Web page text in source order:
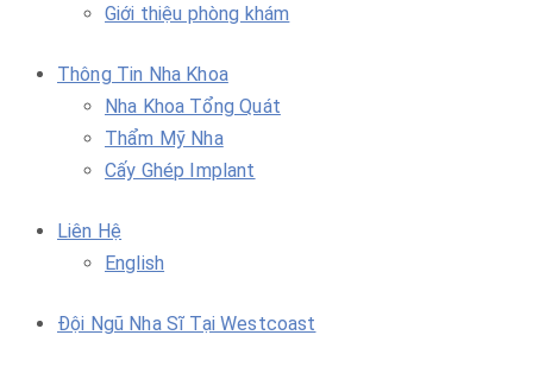
Giới thiệu phòng khám
Thông Tin Nha Khoa
Nha Khoa Tổng Quát
Thẩm Mỹ Nha
Cấy Ghép Implant
Liên Hệ
English
Đội Ngũ Nha Sĩ Tại Westcoast